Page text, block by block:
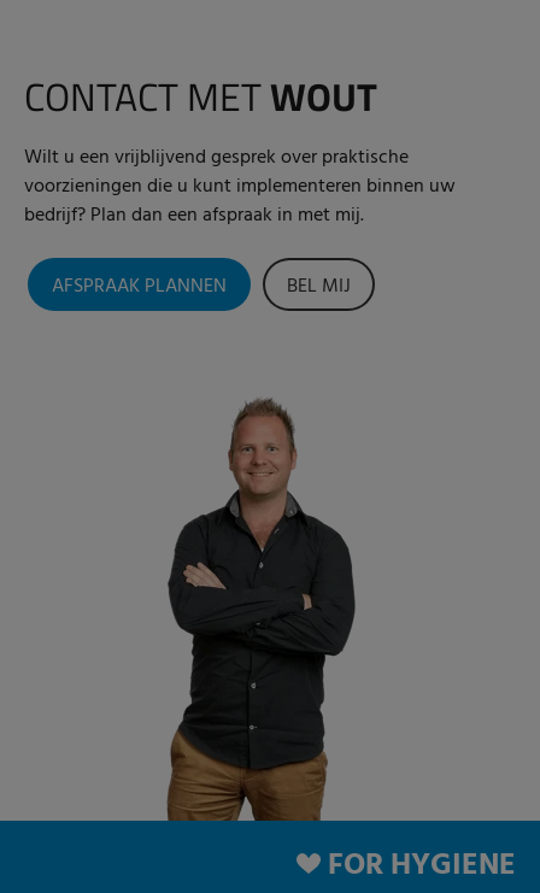
CONTACT METWOUT
Wilt u een vrijblijvend gesprek over praktische
voorzieningen die u kunt implementeren binnen uw
bedrijf? Plan dan een afspraak in met mij.
AFSPRAAK PLANNEN BEL MIJ
FOR HYGIENE